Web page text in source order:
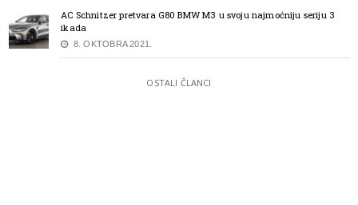
AC Schnitzer pretvara G80 BMW M3 u svoju najmoćniju seriju 3
ikada
8. OKTOBRA 2021.
OSTALI ČLANCI